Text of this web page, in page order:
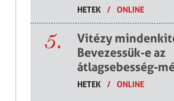
HETEK / ONLINE
5.
Vitézy
Bevezessük-e az
átlagsebesség-
HETEK / ONLINE